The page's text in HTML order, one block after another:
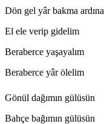
Dön gel yâr bakma ardına
El ele verip gidelim
Beraberce yaşayalım
Beraberce yâr ölelim
Gönül dağımın gülüsün
Bahçe bağımın gülüsün